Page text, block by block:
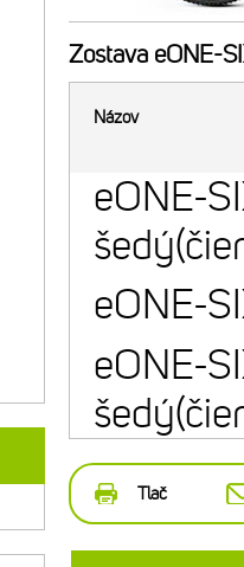
Zostava eONE-
Názov
eONE-
eONE-
eONE-
Tlač